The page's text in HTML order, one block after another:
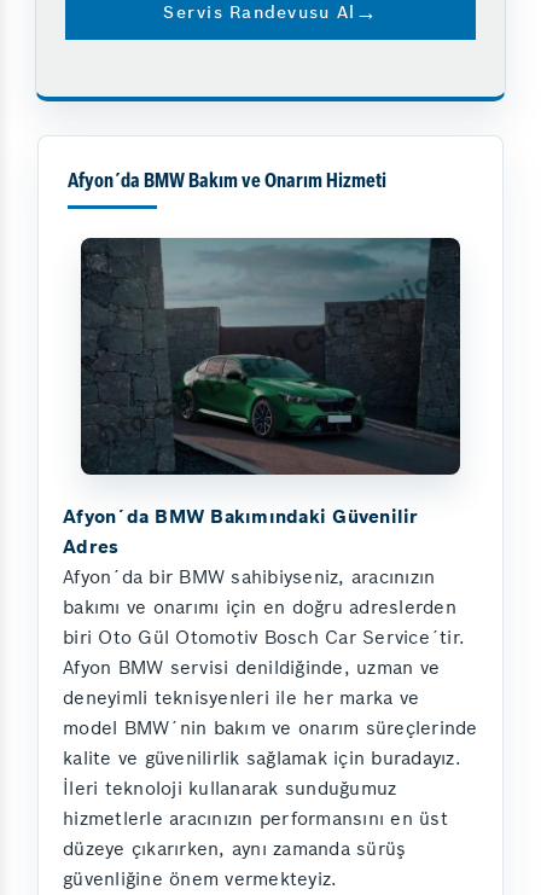
Servis Randevusu Al
Afyon´da BMW Bakım ve Onarım Hizmeti
Afyon´da BMW Bakımındaki Güvenilir
Adres
Afyon´da bir BMW sahibiyseniz, aracınızın
bakımı ve onarımı için en doğru adreslerden
biri Oto Gül Otomotiv Bosch Car Service´tir.
Afyon BMW servisi denildiğinde, uzman ve
deneyimli teknisyenleri ile her marka ve
model BMW´nin bakım ve onarım süreçlerinde
kalite ve güvenilirlik sağlamak için buradayız.
İleri teknoloji kullanarak sunduğumuz
hizmetlerle aracınızın performansını en üst
düzeye çıkarırken, aynı zamanda sürüş
güvenliğine önem vermekteyiz.